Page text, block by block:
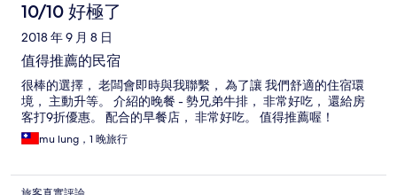
10/10 好極了
2018 年 9 月 8 日
值得推薦的民宿
很棒的選擇， 老闆會即時與我聯繫， 為了讓 我們舒適的住宿環
境， 主動升等。 介紹的晚餐 - 勢兄弟牛排， 非常好吃， 還給房
客打9折優惠。 配合的早餐店， 非常好吃。 值得推薦喔！
mu lung，1 晚旅行